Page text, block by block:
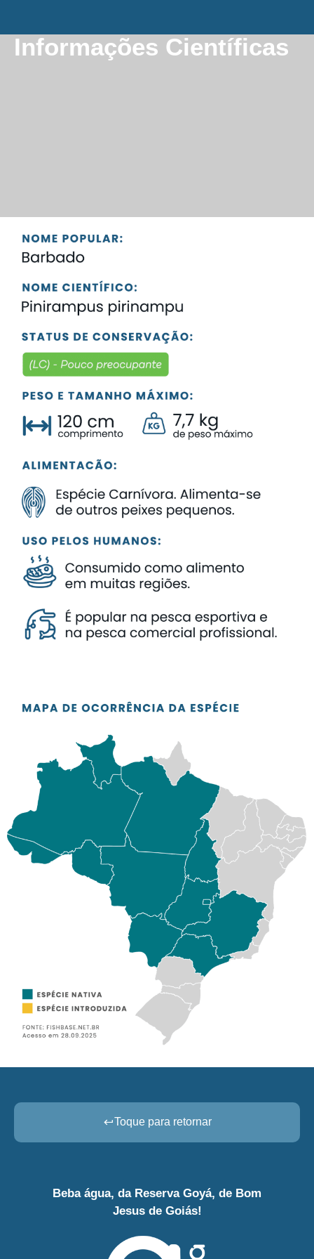
Informações Científicas
Toque para retornar
Beba água, da Reserva Goyá, de Bom
Jesus de Goiás!